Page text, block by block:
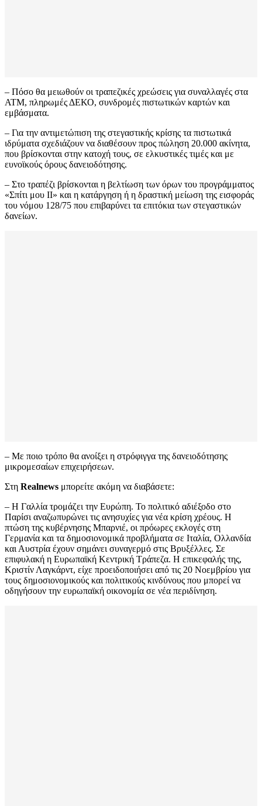
– Πόσο θα μειωθούν οι τραπεζικές χρεώσεις για συναλλαγές στα
ΑΤΜ, πληρωμές ΔΕΚΟ, συνδρομές πιστωτικών καρτών και
εμβάσματα.
– Για την αντιμετώπιση της στεγαστικής κρίσης τα πιστωτικά
ιδρύματα σχεδιάζουν να διαθέσουν προς πώληση 20.000 ακίνητα,
που βρίσκονται στην κατοχή τους, σε ελκυστικές τιμές και με
ευνοϊκούς όρους δανειοδότησης.
– Στο τραπέζι βρίσκονται η βελτίωση των όρων του προγράμματος
«Σπίτι μου ΙΙ» και η κατάργηση ή η δραστική μείωση της εισφοράς
του νόμου 128/75 που επιβαρύνει τα επιτόκια των στεγαστικών
δανείων.
– Με ποιο τρόπο θα ανοίξει η στρόφιγγα της δανειοδότησης
μικρομεσαίων επιχειρήσεων.
Στη Realnews μπορείτε ακόμη να διαβάσετε:
– Η Γαλλία τρομάζει την Ευρώπη. Το πολιτικό αδιέξοδο στο
Παρίσι αναζωπυρώνει τις ανησυχίες για νέα κρίση χρέους. Η
πτώση της κυβέρνησης Μπαρνιέ, οι πρόωρες εκλογές στη
Γερμανία και τα δημοσιονομικά προβλήματα σε Ιταλία, Ολλανδία
και Αυστρία έχουν σημάνει συναγερμό στις Βρυξέλλες. Σε
επιφυλακή η Ευρωπαϊκή Κεντρική Τράπεζα. Η επικεφαλής της,
Κριστίν Λαγκάρντ, είχε προειδοποιήσει από τις 20 Νοεμβρίου για
τους δημοσιονομικούς και πολιτικούς κινδύνους που μπορεί να
οδηγήσουν την ευρωπαϊκή οικονομία σε νέα περιδίνηση.